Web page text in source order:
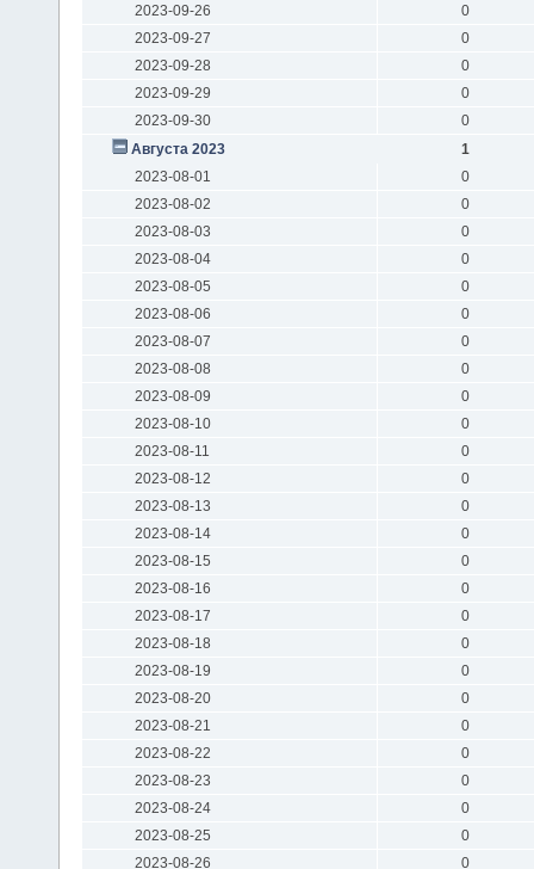
2023-09-26
0
2023-09-27
0
2023-09-28
0
2023-09-29
0
2023-09-30
0
Августа 2023
1
2023-08-01
0
2023-08-02
0
2023-08-03
0
2023-08-04
0
2023-08-05
0
2023-08-06
0
2023-08-07
0
2023-08-08
0
2023-08-09
0
2023-08-10
0
2023-08-11
0
2023-08-12
0
2023-08-13
0
2023-08-14
0
2023-08-15
0
2023-08-16
0
2023-08-17
0
2023-08-18
0
2023-08-19
0
2023-08-20
0
2023-08-21
0
2023-08-22
0
2023-08-23
0
2023-08-24
0
2023-08-25
0
2023-08-26
0